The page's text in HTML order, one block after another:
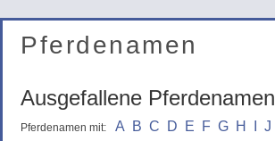
Pferdenamen
Ausgefallene Pferdenamen
Pferdenamen mit: A B C D E F G H J